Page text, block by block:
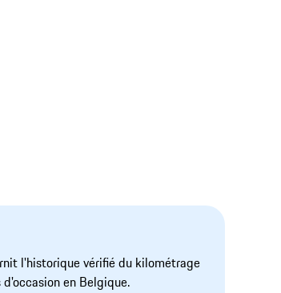
l'historique vérifié du kilométrage
en Belgique.